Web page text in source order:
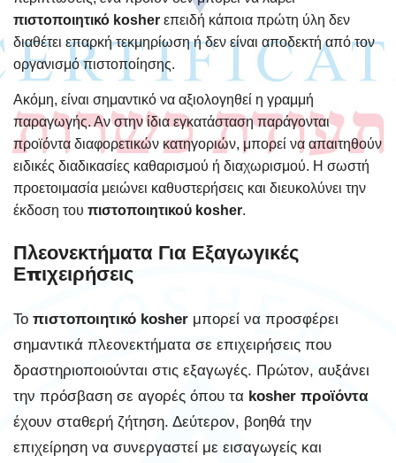
πιστοποιητικό kosher επειδή κάποια πρώτη ύλη δεν
διαθέτει επαρκή τεκμηρίωση ή δεν είναι αποδεκτή από τον
οργανισμό πιστοποίησης.
Ακόμη, είναι σημαντικό να αξιολογηθεί η γραμμή
παραγωγής. Αν στην ίδια εγκατάσταση παράγονται
προϊόντα διαφορετικών κατηγοριών, μπορεί να απαιτηθούν
ειδικές διαδικασίες καθαρισμού ή διαχωρισμού. Η σωστή
προετοιμασία μειώνει καθυστερήσεις και διευκολύνει την
έκδοση του πιστοποιητικού kosher.
Πλεονεκτήματα Για Εξαγωγικές
Επιχειρήσεις
Το πιστοποιητικό kosher μπορεί να προσφέρει
σημαντικά πλεονεκτήματα σε επιχειρήσεις που
δραστηριοποιούνται στις εξαγωγές. Πρώτον, αυξάνει
την πρόσβαση σε αγορές όπου τα kosher προϊόντα
έχουν σταθερή ζήτηση. Δεύτερον, βοηθά την
επιχείρηση να συνεργαστεί με εισαγωγείς και